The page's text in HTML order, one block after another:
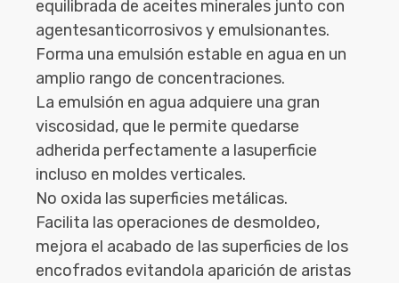
equilibrada de aceites minerales junto con
agentesanticorrosivos y emulsionantes.
Forma una emulsión estable en agua en un
amplio rango de concentraciones.
La emulsión en agua adquiere una gran
viscosidad, que le permite quedarse
adherida perfectamente a lasuperficie
incluso en moldes verticales.
No oxida las superficies metálicas.
Facilita las operaciones de desmoldeo,
mejora el acabado de las superficies de los
encofrados evitandola aparición de aristas